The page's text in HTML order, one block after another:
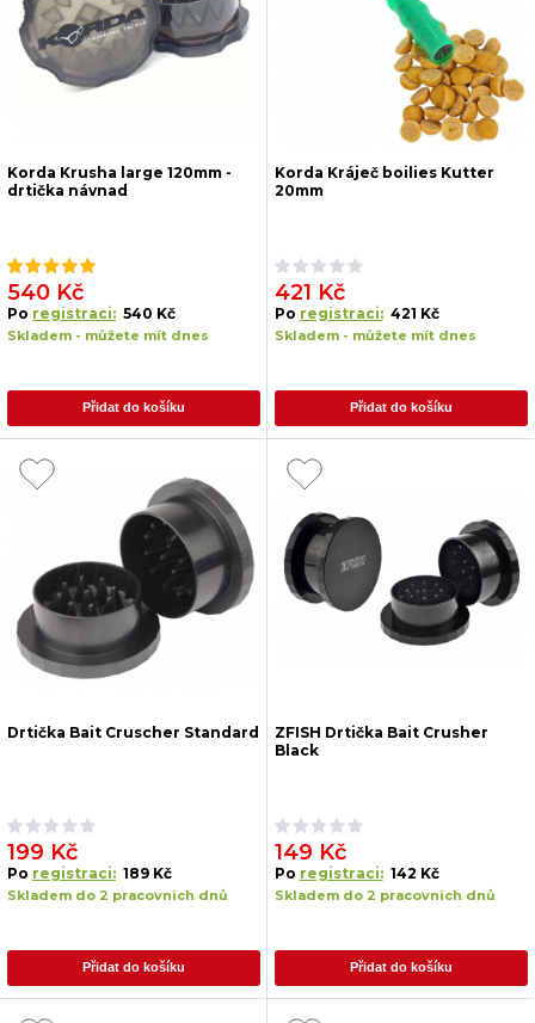
Korda Krusha large 120mm -
drtička návnad
540 Kč
Po registraci: 540 Kč
Skladem - můžete mít dnes
Přidat do košíku
Korda Kráječ boilies Kutter
20mm
421 Kč
Po registraci: 421 Kč
Skladem - můžete mít dnes
Přidat do košíku
Drtička Bait Cruscher Standard
199 Kč
Po registraci: 189 Kč
Skladem do 2 pracovních dnů
Přidat do košíku
ZFISH Drtička Bait Crusher
Black
149 Kč
Po registraci: 142 Kč
Skladem do 2 pracovních dnů
Přidat do košíku